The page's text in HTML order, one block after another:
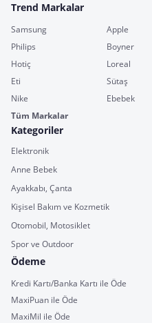
Trend Markalar
Samsung Apple
Philips
Boyner
Hotiç
Loreal
Eti
Sütaş
Nike
Ebebek
Tüm Markalar
Kategoriler
Elektronik
Anne Bebek
Ayakkabı, Çanta
Kişisel Bakım ve Kozmetik
Otomobil, Motosiklet
Spor ve Outdoor
Ödeme
Kredi Kartı/Banka Kartı ile Öde
MaxiPuan ile Öde
MaxiMil ile Öde